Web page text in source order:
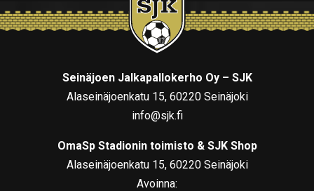
Seinäjoen Jalkapallokerho Oy – SJK
Alaseinäjoenkatu 15, 60220 Seinäjoki
info@sjk.fi
OmaSp Stadionin toimisto & SJK Shop
Alaseinäjoenkatu 15, 60220 Seinäjoki
Avoinna: